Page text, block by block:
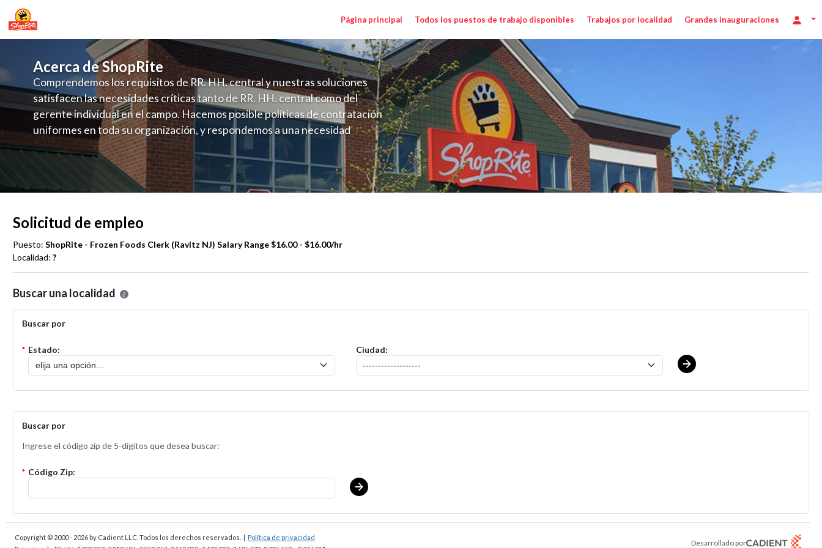
Página principal Todos los puestos de trabajo disponibles Trabajos por localidad Grandes inauguraciones
Acerca de ShopRite
Comprendemos los requisitos de RR. HH. central y nuestras soluciones
satisfacen las necesidades críticas tanto de RR. HH. central como del
gerente individual en el campo. Hacemos posible políticas de contratación
uniformes en toda su organización, y respondemos a una necesidad
fluctuante de talento con un modelo de contratación perenne para el
campo. Este enfoque respeta las necesidades estacionales de los requisitos,
locales en la dotación de, personal y las demandas operativas de la selección
y programación de candidatos locales.
Solicitud de empleo
Puesto: ShopRite - Frozen Foods Clerk (Ravitz NJ) Salary Range $16.00 - $16.00/hr
Localidad: ?
Por favor, seleccione la localidad en la que desea presentar una solicitud para el puesto de
Buscar una localidad
Buscar por
* Estado: Ciudad:
Buscar por
Ingrese el código zip de 5-dígitos que desea buscar:
* Código Zip:
Copyright © 2000 - 2026 by Cadient LLC. Todos los derechos reservados. | Política de privacidad
Desarrollado por